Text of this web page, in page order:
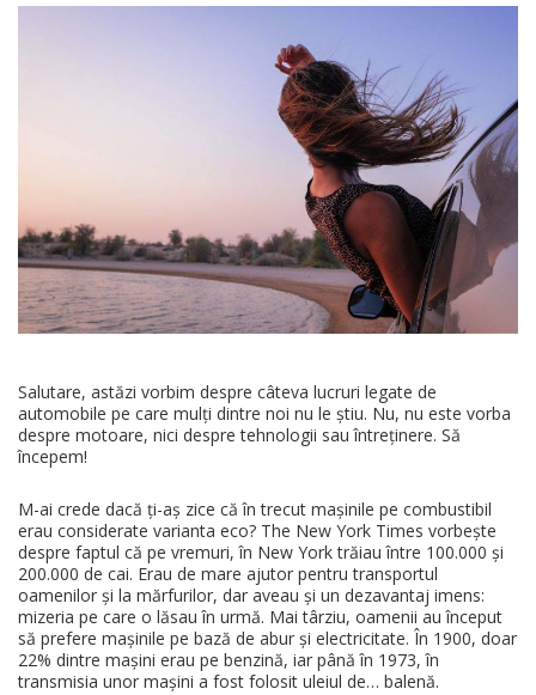
Salutare, astăzi vorbim despre câteva lucruri legate de
automobile pe care mulți dintre noi nu le știu. Nu, nu este vorba
despre motoare, nici despre tehnologii sau întreținere. Să
începem!
M-ai crede dacă ți-aș zice că în trecut mașinile pe combustibil
erau considerate varianta eco? The New York Times vorbește
despre faptul că pe vremuri, în New York trăiau între 100.000 și
200.000 de cai. Erau de mare ajutor pentru transportul
oamenilor și la mărfurilor, dar aveau și un dezavantaj imens:
mizeria pe care o lăsau în urmă. Mai târziu, oamenii au început
să prefere mașinile pe bază de abur și electricitate. În 1900, doar
22% dintre mașini erau pe benzină, iar până în 1973, în
transmisia unor mașini a fost folosit uleiul de… balenă.